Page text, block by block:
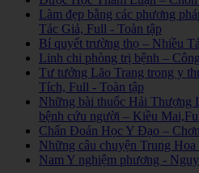
Làm đẹp bằng các phương
Tác Giả, Full - Toàn tập
Bí quyết trường thọ – Nhiều
Linh chi phòng trị bệnh –
Tư tưởng Lão Trang trong y
Tích, Full - Toàn tập
Những bài thuốc Hải Thượng
bệnh cứu người – Kiều
Chẩn Đoán Học Y Đạo –
Những câu chuyện Trung
Nam Y nghiệm phương -